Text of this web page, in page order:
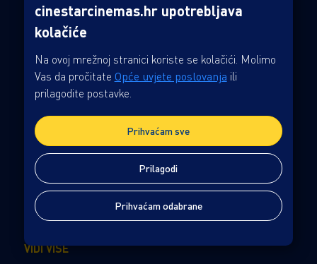
UDAJ SE MUŠKI - CINELADY
Žanr: Komedija
1h 45min
Nikad ne miješaj posao i užitak! Za opaku tajnu agenticu
Sam (Rebel Wilson) to dosad nije bio problem — sve dok
nije dobila jedan od najtežih zadataka u karijeri: biti
vjenčana kuma svojoj prijateljici iz djetinjstva. Daleko
VIDI VIŠE
cinestarcinemas.hr upotrebljava
kolačiće
Na ovoj mrežnoj stranici koriste se kolačići. Molimo
Vas da pročitate Opće uvjete poslovanja ili
prilagodite postavke.
Prihvaćam odabrane
Prilagodi
Prihvaćam sve